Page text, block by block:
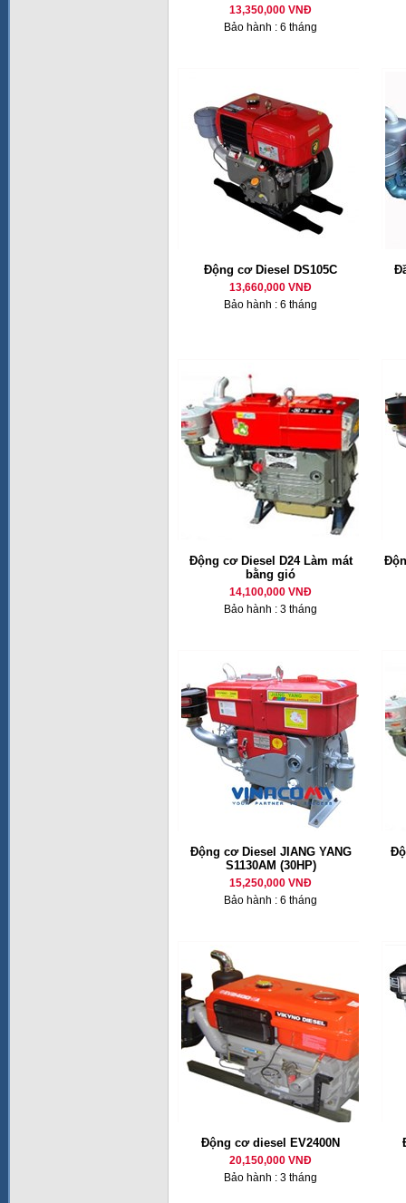
13,350,000 VNĐ
Bảo hành : 6 tháng
Động cơ Diesel DS105C
13,660,000 VNĐ
Bảo hành : 6 tháng
Động cơ Diesel D24 Làm mát
bằng gió
14,100,000 VNĐ
Bảo hành : 3 tháng
Động cơ Diesel JIANG YANG
S1130AM (30HP)
15,250,000 VNĐ
Bảo hành : 6 tháng
Động cơ diesel EV2400N
20,150,000 VNĐ
Bảo hành : 3 tháng